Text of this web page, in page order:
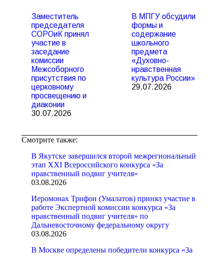
Заместитель
председателя
СОРОиК принял
участие в
заседание
комиссии
Межсоборного
присутствия по
церковному
просвещению и
диаконии
30.07.2026
В МПГУ обсудили
формы и
содержание
школьного
предмета
«Духовно-
нравственная
культура России»
29.07.2026
Смотрите также:
В Якутске завершился второй межрегиональный
этап XXI Всероссийского конкурса «За
нравственный подвиг учителя»
03.08.2026
Иеромонах Трифон (Умалатов) принял участие в
работе Экспертной комиссии конкурса «За
нравственный подвиг учителя» по
Дальневосточному федеральному округу
03.08.2026
В Москве определены победители конкурса «За